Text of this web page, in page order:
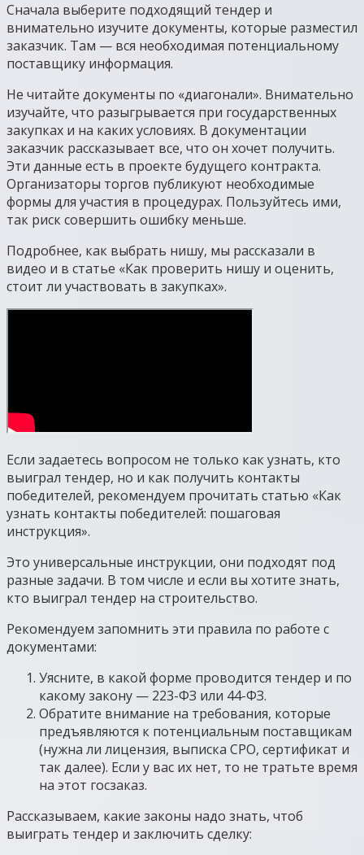
Сначала выберите подходящий тендер и
внимательно изучите документы, которые разместил
заказчик. Там — вся необходимая потенциальному
поставщику информация.
Не читайте документы по «диагонали». Внимательно
изучайте, что разыгрывается при государственных
закупках и на каких условиях. В документации
заказчик рассказывает все, что он хочет получить.
Эти данные есть в проекте будущего контракта.
Организаторы торгов публикуют необходимые
формы для участия в процедурах. Пользуйтесь ими,
так риск совершить ошибку меньше.
Подробнее, как выбрать нишу, мы рассказали в
видео и в статье «Как проверить нишу и оценить,
стоит ли участвовать в закупках».
Если задаетесь вопросом не только как узнать, кто
выиграл тендер, но и как получить контакты
победителей, рекомендуем прочитать статью «Как
узнать контакты победителей: пошаговая
инструкция».
Это универсальные инструкции, они подходят под
разные задачи. В том числе и если вы хотите знать,
кто выиграл тендер на строительство.
Рекомендуем запомнить эти правила по работе с
документами:
Уясните, в какой форме проводится тендер и по
какому закону — 223-ФЗ или 44-ФЗ.
Обратите внимание на требования, которые
предъявляются к потенциальным поставщикам
(нужна ли лицензия, выписка СРО, сертификат и
так далее). Если у вас их нет, то не тратьте время
на этот госзаказ.
Рассказываем, какие законы надо знать, чтоб
выиграть тендер и заключить сделку: